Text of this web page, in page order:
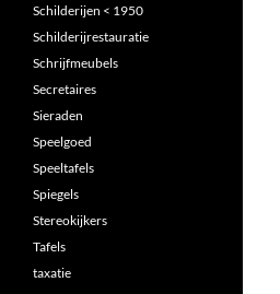
Schilderijen < 1950
Schilderijrestauratie
Schrijfmeubels
Secretaires
Sieraden
Speelgoed
Speeltafels
Spiegels
Stereokijkers
Tafels
taxatie